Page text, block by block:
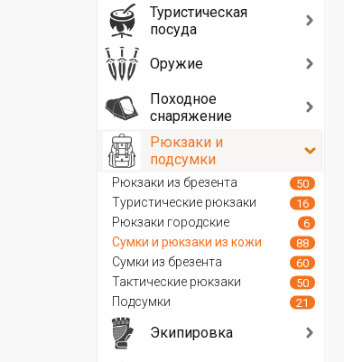
Туристическая
посуда
Оружие
Походное
снаряжение
Рюкзаки и
подсумки
Рюкзаки из брезента 50
Туристические рюкзаки 16
Рюкзаки городские 6
Сумки и рюкзаки из кожи 88
Сумки из брезента 60
Тактические рюкзаки 50
Подсумки 21
Экипировка